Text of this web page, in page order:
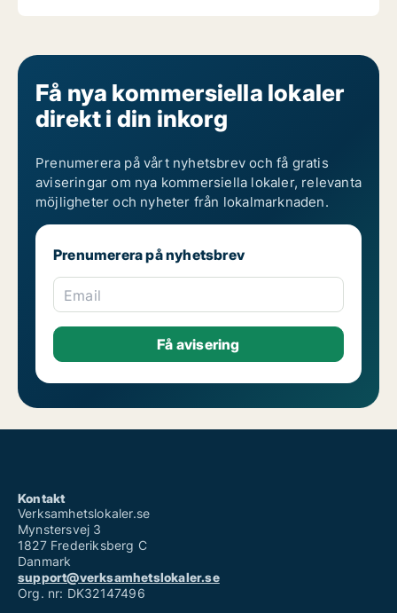
Få nya kommersiella lokaler
direkt i din inkorg
Prenumerera på vårt nyhetsbrev och få gratis
aviseringar om nya kommersiella lokaler, relevanta
möjligheter och nyheter från lokalmarknaden.
Prenumerera på nyhetsbrev
Email
Kontakt
Verksamhetslokaler.se
Mynstersvej 3
1827 Frederiksberg C
Danmark
support@verksamhetslokaler.se
Org. nr: DK32147496